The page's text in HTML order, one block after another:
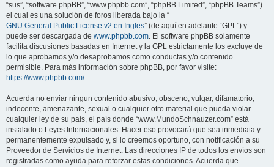
“sus”, “software phpBB”, “www.phpbb.com”, “phpBB Limited”, “phpBB Teams”)
el cual es una solución de foros liberada bajo la “
GNU General Public License v2 en Ingles” (de aquí en adelante “GPL”) y
puede ser descargada de www.phpbb.com. El software phpBB solamente
facilita discusiones basadas en Internet y la GPL estrictamente los excluye de
lo que aprobamos y/o desaprobamos como conductas y/o contenido
permisible. Para más información sobre phpBB, por favor visite:
https://www.phpbb.com/.
Acuerda no enviar ningun contenido abusivo, obsceno, vulgar, difamatorio,
indecente, amenazante, sexual o cualquier otro material que pueda violar
cualquier ley de su país, el país donde “www.MundoSchnauzer.com” está
instalado o Leyes Internacionales. Hacer eso provocará que sea inmediata y
permanentemente expulsado y, si lo creemos oportuno, con notificación a su
Proveedor de Servicios de Internet. Las direcciones IP de todos los envíos son
registradas como ayuda para reforzar estas condiciones. Acuerda que